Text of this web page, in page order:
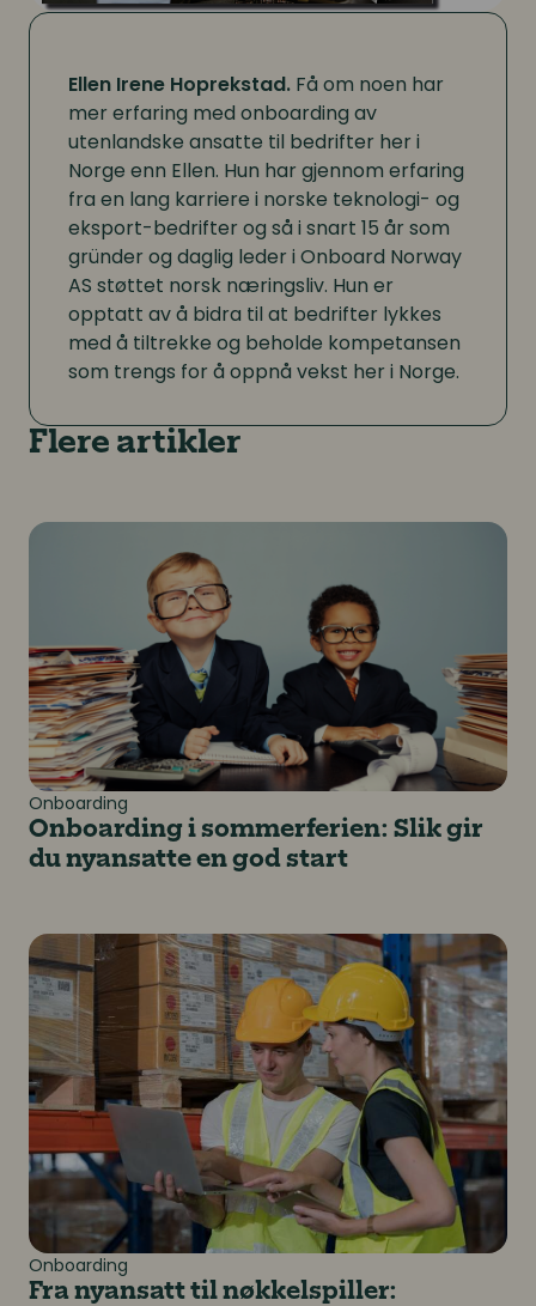
Ellen Irene Hoprekstad. Få om noen har
mer erfaring med onboarding av
utenlandske ansatte til bedrifter her i
Norge enn Ellen. Hun har gjennom erfaring
fra en lang karriere i norske teknologi- og
eksport-bedrifter og så i snart 15 år som
gründer og daglig leder i Onboard Norway
AS støttet norsk næringsliv. Hun er
opptatt av å bidra til at bedrifter lykkes
med å tiltrekke og beholde kompetansen
som trengs for å oppnå vekst her i Norge.
Flere artikler
Onboarding
Onboarding i sommerferien: Slik gir
du nyansatte en god start
Onboarding i sommerferien: Slik gir du nyansatte en
Onboarding
Fra nyansatt til nøkkelspiller:
Fra nyansatt til nøkkelspiller: Betydningen av god